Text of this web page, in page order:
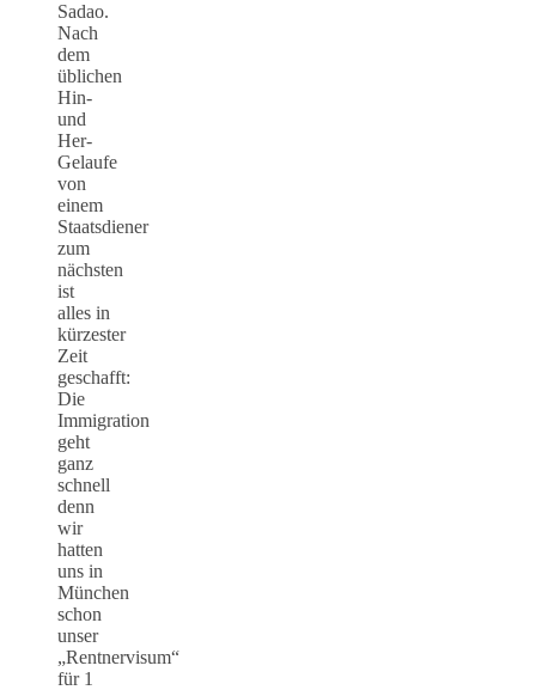
Sadao.
Nach
dem
üblichen
Hin-
und
Her-
Gelaufe
von
einem
Staatsdiener
zum
nächsten
ist
alles in
kürzester
Zeit
geschafft:
Die
Immigration
geht
ganz
schnell
denn
wir
hatten
uns in
München
schon
unser
„Rentnervisum“
für 1